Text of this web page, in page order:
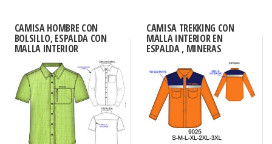
CAMISA HOMBRE CON
BOLSILLO, ESPALDA CON
MALLA INTERIOR
CAMISA TREKKING CON
MALLA INTERIOR EN
ESPALDA , MINERAS